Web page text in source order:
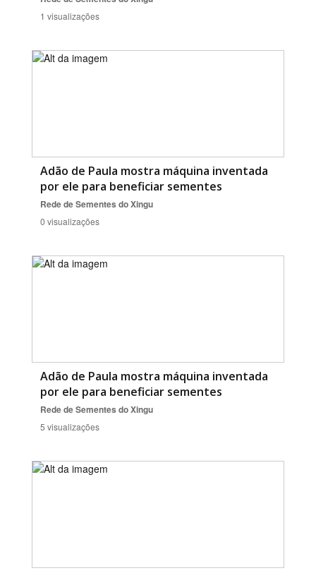
1 visualizações
Adão de Paula mostra máquina inventada
por ele para beneficiar sementes
Rede de Sementes do Xingu
0 visualizações
Adão de Paula mostra máquina inventada
por ele para beneficiar sementes
Rede de Sementes do Xingu
5 visualizações